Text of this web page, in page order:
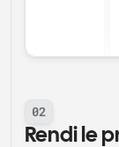
02
Rendi le